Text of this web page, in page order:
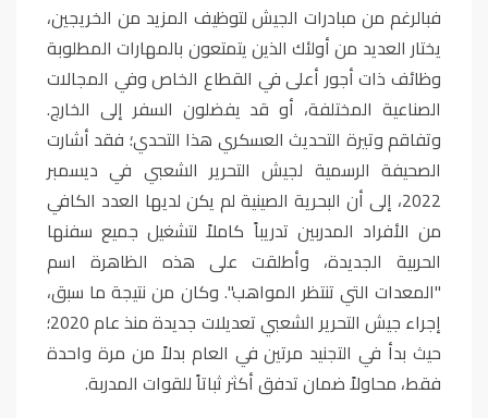
فبالرغم من مبادرات الجيش لتوظيف المزيد من الخريجين،
يختار العديد من أولئك الذين يتمتعون بالمهارات المطلوبة
وظائف ذات أجور أعلى في القطاع الخاص وفي المجالات
الصناعية المختلفة، أو قد يفضلون السفر إلى الخارج.
وتفاقم وتيرة التحديث العسكري هذا التحدي؛ فقد أشارت
الصحيفة الرسمية لجيش التحرير الشعبي في ديسمبر
2022، إلى أن البحرية الصينية لم يكن لديها العدد الكافي
من الأفراد المدربين تدريباً كاملاً لتشغيل جميع سفنها
الحربية الجديدة، وأطلقت على هذه الظاهرة اسم
"المعدات التي تنتظر المواهب". وكان من نتيجة ما سبق،
إجراء جيش التحرير الشعبي تعديلات جديدة منذ عام 2020؛
حيث بدأ في التجنيد مرتين في العام بدلاً من مرة واحدة
فقط، محاولاً ضمان تدفق أكثر ثباتاً للقوات المدربة.